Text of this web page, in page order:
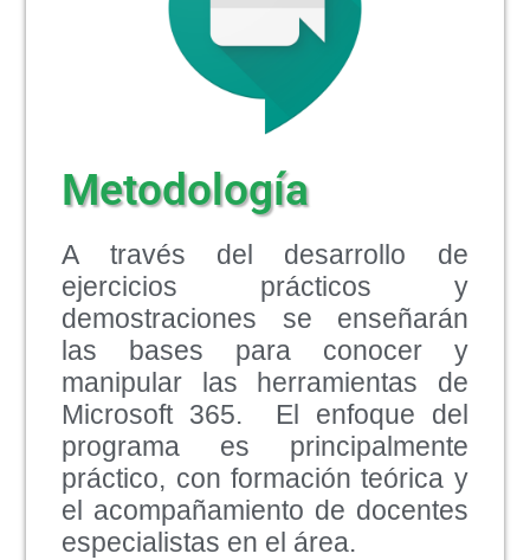
Metodología
A través del desarrollo de
ejercicios prácticos y
demostraciones se enseñarán
las bases para conocer y
manipular las herramientas de
Microsoft 365. El enfoque del
programa es principalmente
práctico, con formación teórica y
el acompañamiento de docentes
especialistas en el área.